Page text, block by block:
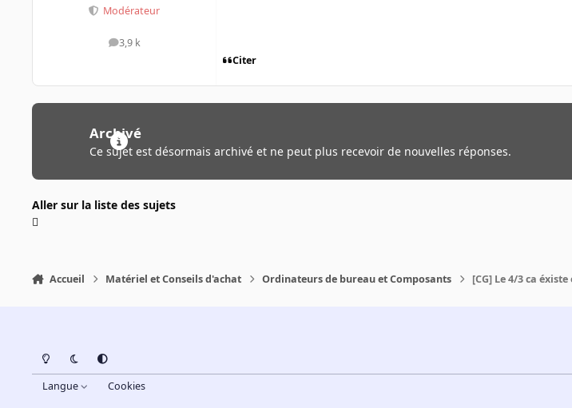
Modérateur
3,9 k
messages
Citer
Archivé
Ce sujet est désormais archivé et ne peut plus recevoir de nouvelles réponses.
Aller sur la liste des sujets
Accueil Matériel et Conseils d'achat Ordinateurs de bureau et Composants [CG] Le 4/3 ca éxiste
Light ModeDark ModeSystem Preference
Langue Cookies